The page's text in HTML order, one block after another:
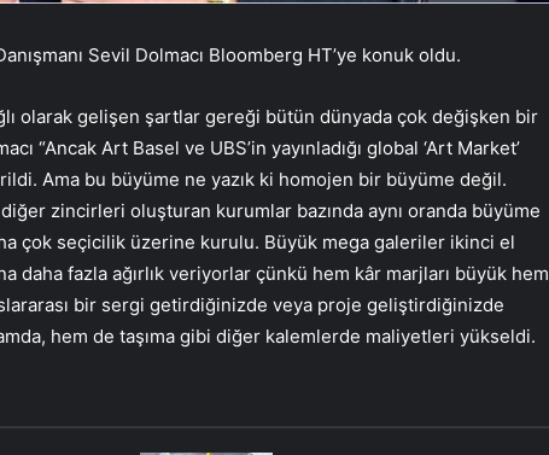
Sevil Dolmacı Bloomberg HT’ye konuk oldu.
olarak gelişen şartlar gereği bütün dünyada çok değişken bir
“Ancak Art Basel ve UBS’in yayınladığı global ‘Art Market’
Ama bu büyüme ne yazık ki homojen bir büyüme değil.
zincirleri oluşturan kurumlar bazında aynı oranda büyüme
çok seçicilik üzerine kurulu. Büyük mega galeriler ikinci el
daha fazla ağırlık veriyorlar çünkü hem kâr marjları büyük hem
bir sergi getirdiğinizde veya proje geliştirdiğinizde
hem de taşıma gibi diğer kalemlerde maliyetleri yükseldi.